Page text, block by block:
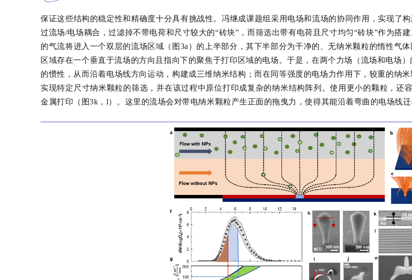
保证这些结构的稳定性和精确度十分具有挑战性。冯继成课题组采用电场和流场的协同作用，实现了
过流场/电场耦合，过滤掉不带电荷和尺寸较大的“砖块”，而筛选出带有电荷且尺寸均匀“砖块”作为搭
的气流将进入一个双层的流场区域（图3a）的上半部分，其下半部分为干净的、无纳米颗粒的惰性气
区域存在一个垂直于流场的方向且指向下的聚焦于打印区域的电场。于是，在两个力场（流场和电场
的惯性，从而沿着电场线方向运动，构建成三维纳米结构；而在同等强度的电场力作用下，较重的纳
实现特定尺寸纳米颗粒的筛选，并在该过程中原位打印成复杂的纳米结构阵列。使用更小的颗粒，还
金属打印（图3k，l）。这里的流场会对带电纳米颗粒产生正面的拖曳力，使得其能沿着弯曲的电场线